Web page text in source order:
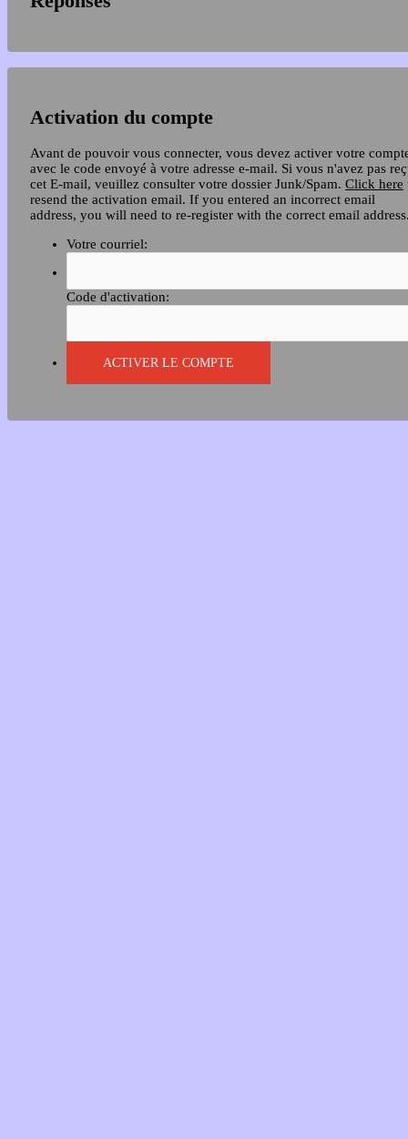
Activation du compte
Avant de pouvoir vous connecter, vous devez activer votre
avec le code envoyé à votre adresse e-mail. Si vous n'avez pas
cet E-mail, veuillez consulter votre dossier Junk/Spam. Click here
resend the activation email. If you entered an incorrect email
address, you will need to re-register with the correct email
Votre courriel:
Code d'activation: